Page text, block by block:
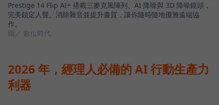
Prestige 14 Flip AI+ 搭載三麥克風陣列、AI 降噪與 3D 降噪鏡頭，
完美鎖定人聲、消除雜音並提升畫質，讓你隨時隨地優雅遠端協
作。
圖／ 數位時代
2026 年，經理人必備的 AI 行動生產力
利器